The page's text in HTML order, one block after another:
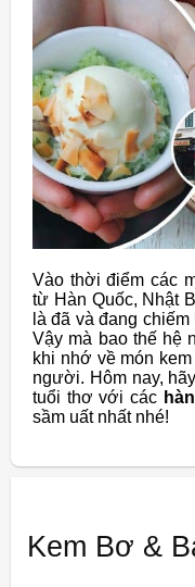
Vào thời điểm các
từ Hàn Quốc, Nhật
là đã và đang
Vậy mà bao thế hệ
khi nhớ về món
người. Hôm nay,
tuổi thơ với các
sầm uất nhất nhé!
Kem Bơ &